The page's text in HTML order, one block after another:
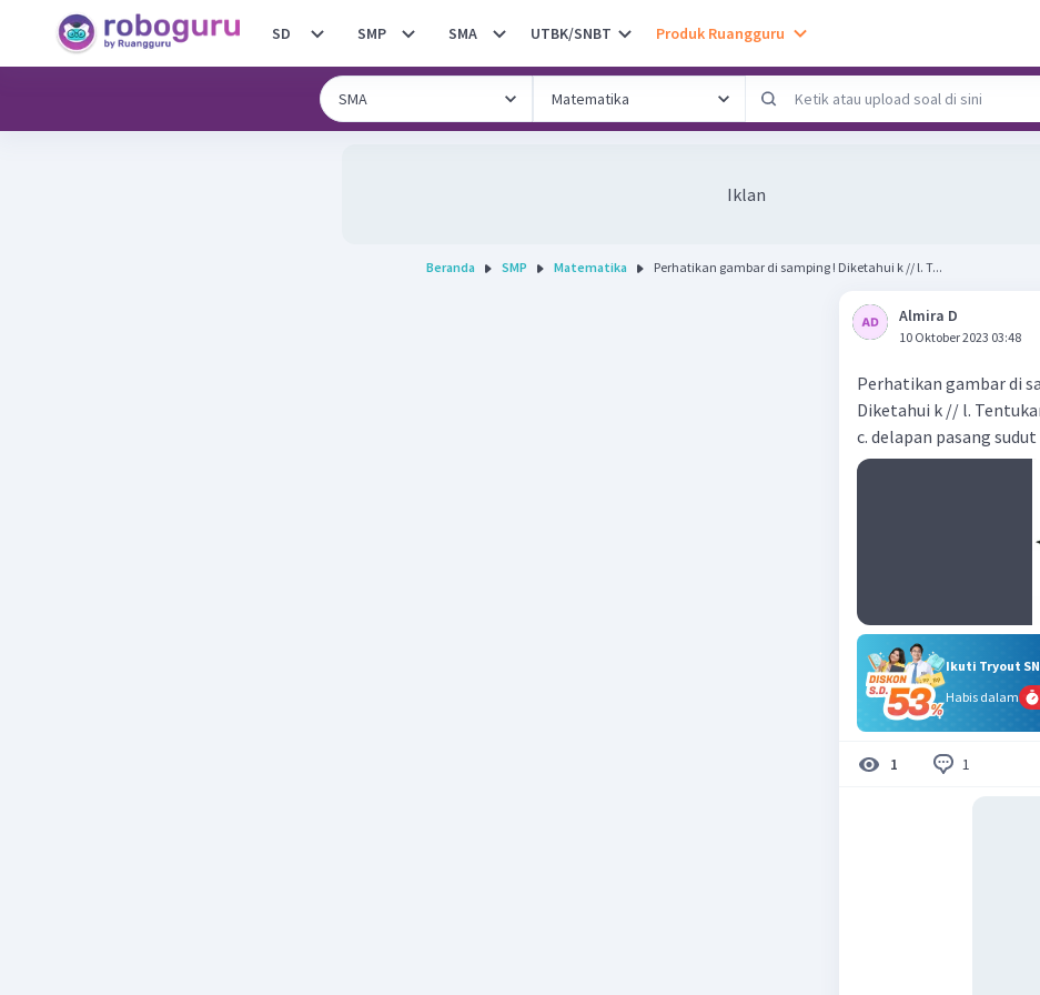
SD SMP SMA UTBK/SNBT Produk Ruangguru
Iklan
Beranda SMP Matematika Perhatikan gambar di samping ! Diketahui k // l. T...
Almira D
10 Oktober 2023 03:48
Perhatikan gambar di
Diketahui k // l.
c. delapan pasang
Ikuti Tryout
Habis dalam
1 1